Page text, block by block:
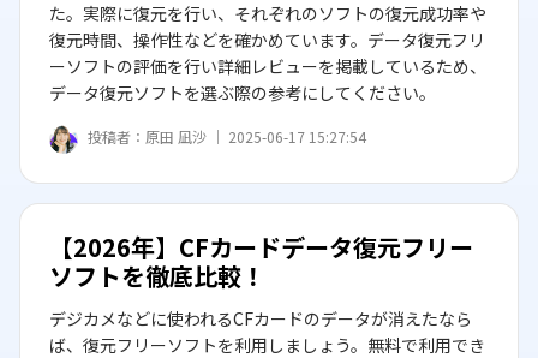
た。実際に復元を行い、それぞれのソフトの復元成功率や
復元時間、操作性などを確かめています。データ復元フリ
ーソフトの評価を行い詳細レビューを掲載しているため、
データ復元ソフトを選ぶ際の参考にしてください。
投稿者： 原田 凪沙 ｜ 2025-06-17 15:27:54
【2026年】CFカードデータ復元フリー
ソフトを徹底比較！
デジカメなどに使われるCFカードのデータが消えたなら
ば、復元フリーソフトを利用しましょう。無料で利用でき